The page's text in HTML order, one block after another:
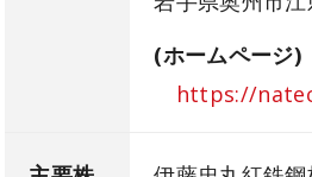
(ホームページ)
https://